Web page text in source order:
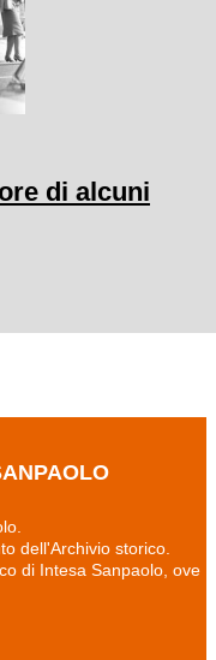
di alcuni
dell'Archivio storico.
di Intesa Sanpaolo, ove